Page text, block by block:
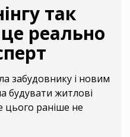
так
реально
забудовнику і новим
будувати житлові
цього раніше не